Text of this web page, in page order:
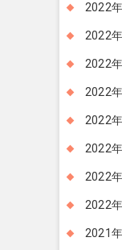
2022
2022
2022
2022
2022
2022
2022
2022
2021